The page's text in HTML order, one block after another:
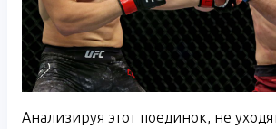
Анализируя этот поединок, не